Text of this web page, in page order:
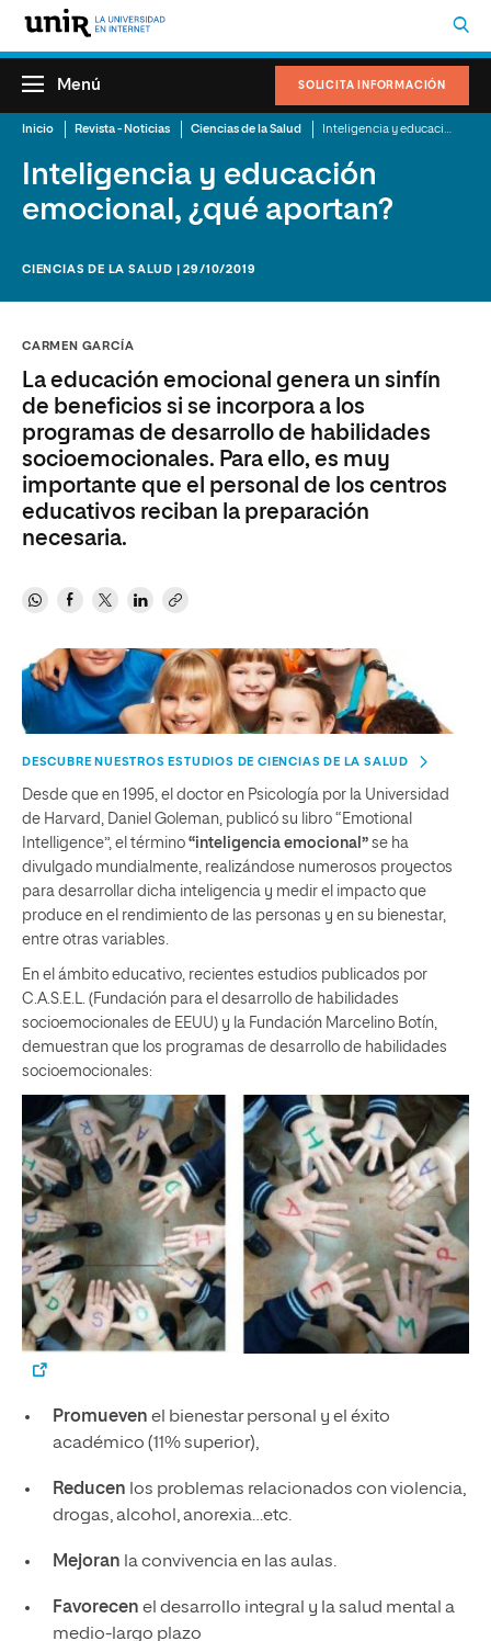
SOLICITA INFORMACIÓN
Menú
Inicio Revista - Noticias Ciencias de la Salud
Inteligencia y educación
emocional, ¿qué aportan?
CIENCIAS DE LA SALUD | 29/10/2019
CARMEN GARCÍA
La educación emocional genera un sinfín
de beneficios si se incorpora a los
programas de desarrollo de habilidades
socioemocionales. Para ello, es muy
importante que el personal de los centros
educativos reciban la preparación
necesaria.
DESCUBRE NUESTROS ESTUDIOS DE CIENCIAS DE LA SALUD
Desde que en 1995, el doctor en Psicología por la Universidad
de Harvard, Daniel Goleman, publicó su libro “Emotional
Intelligence”, el término “inteligencia emocional” se ha
divulgado mundialmente, realizándose numerosos proyectos
para desarrollar dicha inteligencia y medir el impacto que
produce en el rendimiento de las personas y en su bienestar,
entre otras variables.
En el ámbito educativo, recientes estudios publicados por
C.A.S.E.L. (Fundación para el desarrollo de habilidades
socioemocionales de EEUU) y la Fundación Marcelino Botín,
demuestran que los programas de desarrollo de habilidades
socioemocionales:
Promueven el bienestar personal y el éxito
académico (11% superior),
Reducen los problemas relacionados con violencia,
drogas, alcohol, anorexia…etc.
Mejoran la convivencia en las aulas.
Favorecen el desarrollo integral y la salud mental a
medio-largo plazo